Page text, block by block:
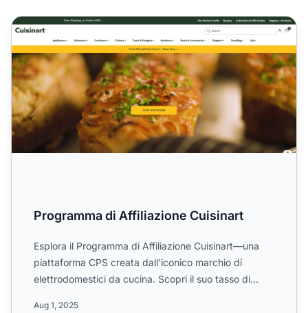
Programma di Affiliazione Cuisinart
Programma di Affiliazione Cuisinart
Esplora il Programma di Affiliazione Cuisinart—una
piattaforma CPS creata dall'iconico marchio di
elettrodomestici da cucina. Scopri il suo tasso di
Aug 1, 2025